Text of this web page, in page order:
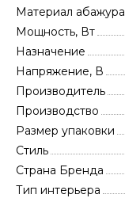
Материал абажура
Мощность, Вт
Назначение
Напряжение, В
Производитель
Производство
Размер упаковки
Стиль
Страна Бренда
Тип интерьера